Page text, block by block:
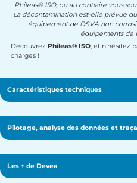
Phileas® ISO, ou au contraire vous
La décontamination est-elle prévue
équipement de DSVA non
équipements de
Découvrez Phileas® ISO, et n’hésitez
charges !
Caractéristiques techniques
Pilotage, analyse des données et
Les + de Devea